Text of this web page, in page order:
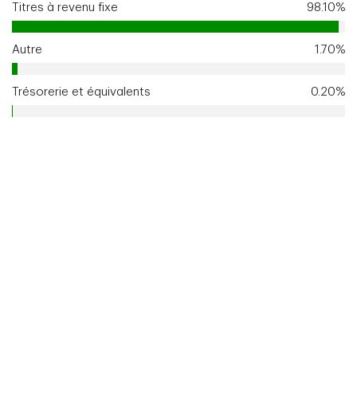
Titres à revenu fixe 98.10%
Autre 1.70%
Trésorerie et équivalents 0.20%